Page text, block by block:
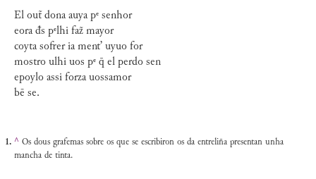
El out̃ dona auya pᵉ senhor
eora đs pᵉlhi faz̃ mayor
coyta sofrer ia mentʼ uyuo for
mostro ulhi uos pᵉ q̄ el perdo sen
epoylo assi forza uossamor
bē se.
^ Os dous grafemas sobre os que se escribiron os da entreliña presentan unha
mancha de tinta.